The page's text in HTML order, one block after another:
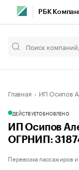
РБК
Главная ИП Осипов
ДЕЙСТВУЕТОБНОВЛЕНО
ИП Осипов
ОГРНИП:
Перевозка пассажиров и